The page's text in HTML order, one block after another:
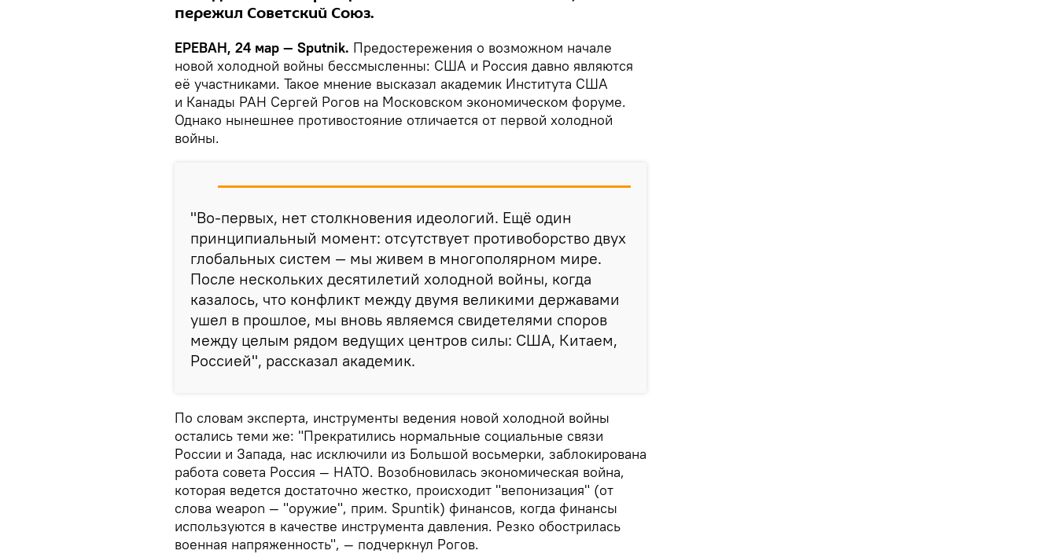
пережил Советский Союз.
ЕРЕВАН, 24 мар — Sputnik. Предостережения о возможном начале
новой холодной войны бессмысленны: США и Россия давно являются
её участниками. Такое мнение высказал академик Института США
и Канады РАН Сергей Рогов на Московском экономическом форуме.
Однако нынешнее противостояние отличается от первой холодной
войны.
"Во-первых, нет столкновения идеологий. Ещё один
принципиальный момент: отсутствует противоборство двух
глобальных систем — мы живем в многополярном мире.
После нескольких десятилетий холодной войны, когда
казалось, что конфликт между двумя великими державами
ушел в прошлое, мы вновь являемся свидетелями споров
между целым рядом ведущих центров силы: США, Китаем,
Россией", рассказал академик.
По словам эксперта, инструменты ведения новой холодной войны
остались теми же: "Прекратились нормальные социальные связи
России и Запада, нас исключили из Большой восьмерки, заблокирована
работа совета Россия — НАТО. Возобновилась экономическая война,
которая ведется достаточно жестко, происходит "вепонизация" (от
слова weapon — "оружие", прим. Spuntik) финансов, когда финансы
используются в качестве инструмента давления. Резко обострилась
военная напряженность", — подчеркнул Рогов.